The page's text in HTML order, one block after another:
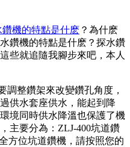
鑽機的特點是什麽 ？為什麽
鑽機的特點是什麽？探水鑽
些就追隨我腳步來吧，本人
整鑽架來改變鑽孔角度，
供水套座供水，能起到降
境同時供水降溫也保護了機
主要分為：ZLJ-400坑道鑽
方位坑道鑽機，請按照您的